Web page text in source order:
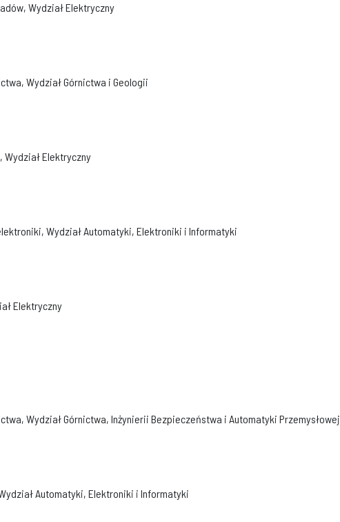
Wydział Elektryczny
Wydział Górnictwa i Geologii
Elektryczny
Wydział Automatyki, Elektroniki i Informatyki
Elektryczny
Wydział Górnictwa, Inżynierii Bezpieczeństwa i Automatyki Przemysłowej
Automatyki, Elektroniki i Informatyki